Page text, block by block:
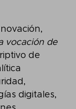
vocación de
de
digitales,